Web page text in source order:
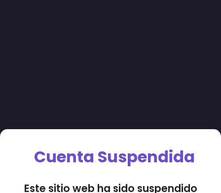
Cuenta Suspendida
Este sitio web ha sido suspendido